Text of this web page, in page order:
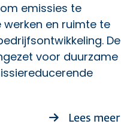
emissies te
en ruimte te
De
voor duurzame
Lees meer